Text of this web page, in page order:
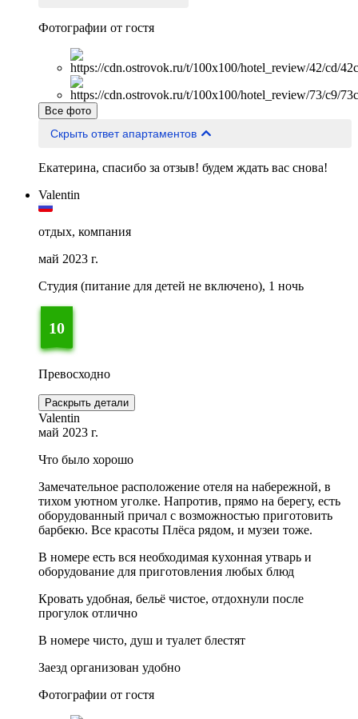
Фотографии от гостя
Все фото
Скрыть ответ апартаментов
Екатерина, спасибо за отзыв! будем ждать вас снова!
Valentin
отдых, компания
май 2023 г.
Студия (питание для детей не включено), 1 ночь
10
Превосходно
Раскрыть детали
Valentin
май 2023 г.
Что было хорошо
Замечательное расположение отеля на набережной, в
тихом уютном уголке. Напротив, прямо на берегу, есть
оборудованный причал с возможностью приготовить
барбекю. Все красоты Плёса рядом, и музеи тоже.
В номере есть вся необходимая кухонная утварь и
оборудование для приготовления любых блюд
Кровать удобная, бельё чистое, отдохнули после
прогулок отлично
В номере чисто, душ и туалет блестят
Заезд организован удобно
Фотографии от гостя